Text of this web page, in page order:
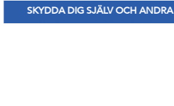
SKYDDA DIG SJÄLV OCH ANDRA
Nya Priser på nitril & vinylhanskar